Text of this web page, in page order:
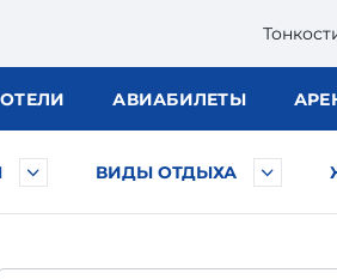
ОТЕЛИ АВИАБИЛЕТЫ
ВИДЫ ОТДЫХА